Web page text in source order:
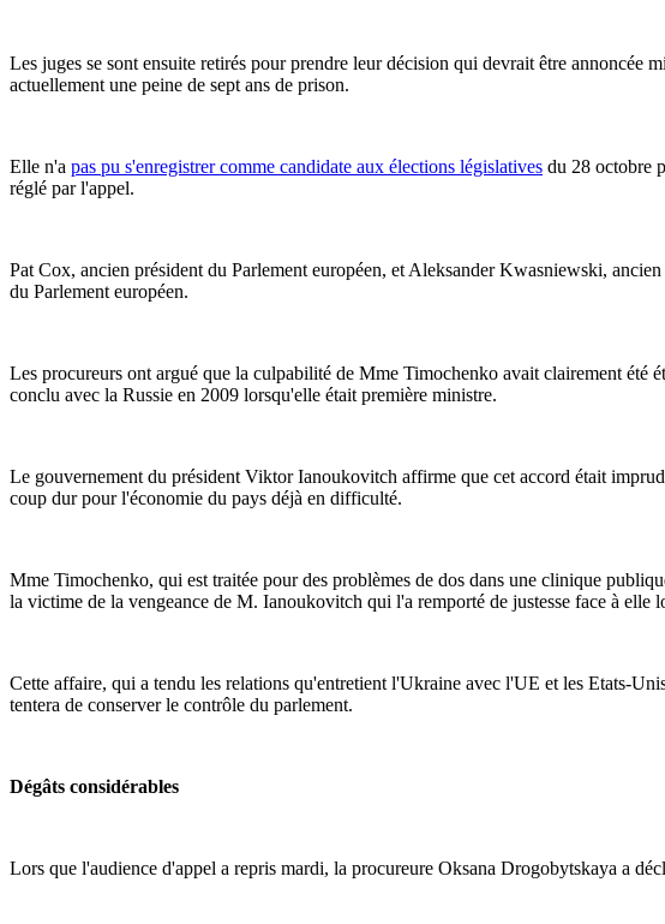
Les juges se sont ensuite retirés pour prendre leur décision qui devrait être
actuellement une peine de sept ans de prison.
Elle n'a pas pu s'enregistrer comme candidate aux élections législatives du 28 octobre
réglé par l'appel.
Pat Cox, ancien président du Parlement européen, et Aleksander Kwasniewski,
du Parlement européen.
Les procureurs ont argué que la culpabilité de Mme Timochenko avait clairement été
conclu avec la Russie en 2009 lorsqu'elle était première ministre.
Le gouvernement du président Viktor Ianoukovitch affirme que cet accord était
coup dur pour l'économie du pays déjà en difficulté.
Mme Timochenko, qui est traitée pour des problèmes de dos dans une clinique
la victime de la vengeance de M. Ianoukovitch qui l'a remporté de justesse face à elle
Cette affaire, qui a tendu les relations qu'entretient l'Ukraine avec l'UE et les Etats-
tentera de conserver le contrôle du parlement.
Dégâts considérables
Lors que l'audience d'appel a repris mardi, la procureure Oksana Drogobytskaya a